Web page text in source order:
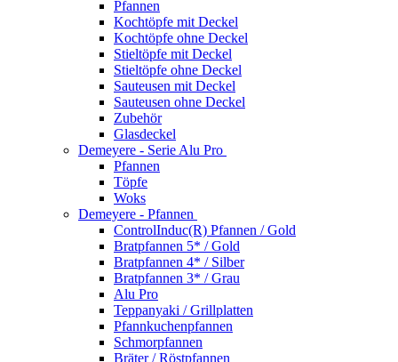
Pfannen
Kochtöpfe mit Deckel
Kochtöpfe ohne Deckel
Stieltöpfe mit Deckel
Stieltöpfe ohne Deckel
Sauteusen mit Deckel
Sauteusen ohne Deckel
Zubehör
Glasdeckel
Demeyere - Serie Alu Pro
Pfannen
Töpfe
Woks
Demeyere - Pfannen
ControlInduc(R) Pfannen / Gold
Bratpfannen 5* / Gold
Bratpfannen 4* / Silber
Bratpfannen 3* / Grau
Alu Pro
Teppanyaki / Grillplatten
Pfannkuchenpfannen
Schmorpfannen
Bräter / Röstpfannen